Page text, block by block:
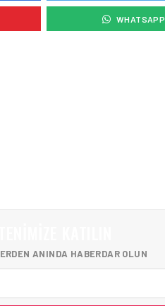
WHATSAPP
ANINDA HABERDAR OLUN